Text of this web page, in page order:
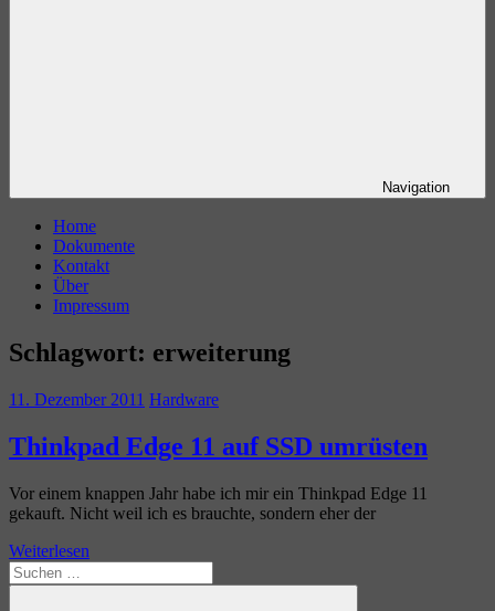
Navigation
Home
Dokumente
Kontakt
Über
Impressum
Schlagwort: erweiterung
11. Dezember 2011 Hardware
Thinkpad Edge 11 auf SSD umrüsten
Vor einem knappen Jahr habe ich mir ein Thinkpad Edge 11
gekauft. Nicht weil ich es brauchte, sondern eher der
Weiterlesen
Suchen
nach: